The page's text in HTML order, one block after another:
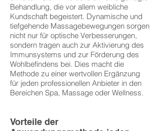
Behandlung, die vor allem weibliche
Kundschaft begeistert. Dynamische und
tiefgehende Massagebewegungen sorgen
nicht nur für optische Verbesserungen,
sondern tragen auch zur Aktivierung des
Immunsystems und zur Förderung des
Wohlbefindens bei. Dies macht die
Methode zu einer wertvollen Ergänzung
für jeden professionellen Anbieter in den
Bereichen Spa, Massage oder Wellness.
Vorteile der